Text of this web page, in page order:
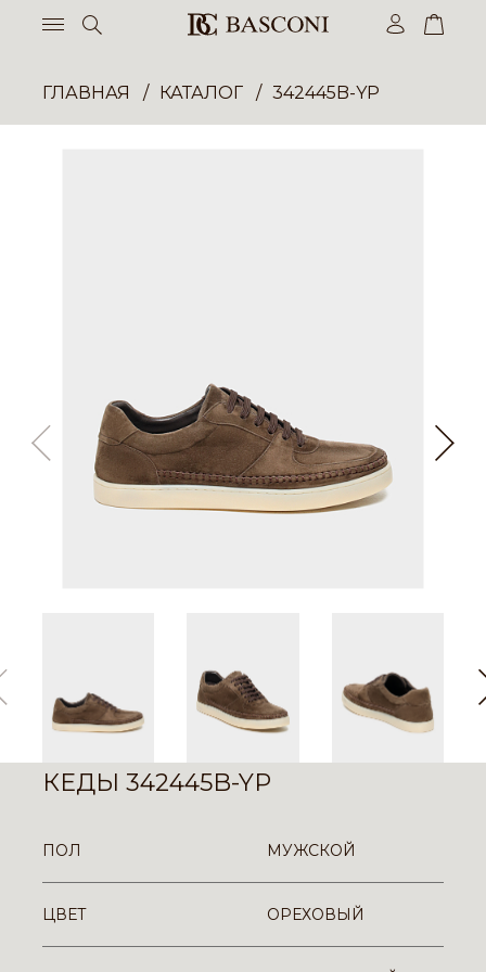
ГЛАВНАЯ КАТАЛОГ 342445B-YP
КЕДЫ 342445B-YP
ПОЛ МУЖСКОЙ
ЦВЕТ ОРЕХОВЫЙ